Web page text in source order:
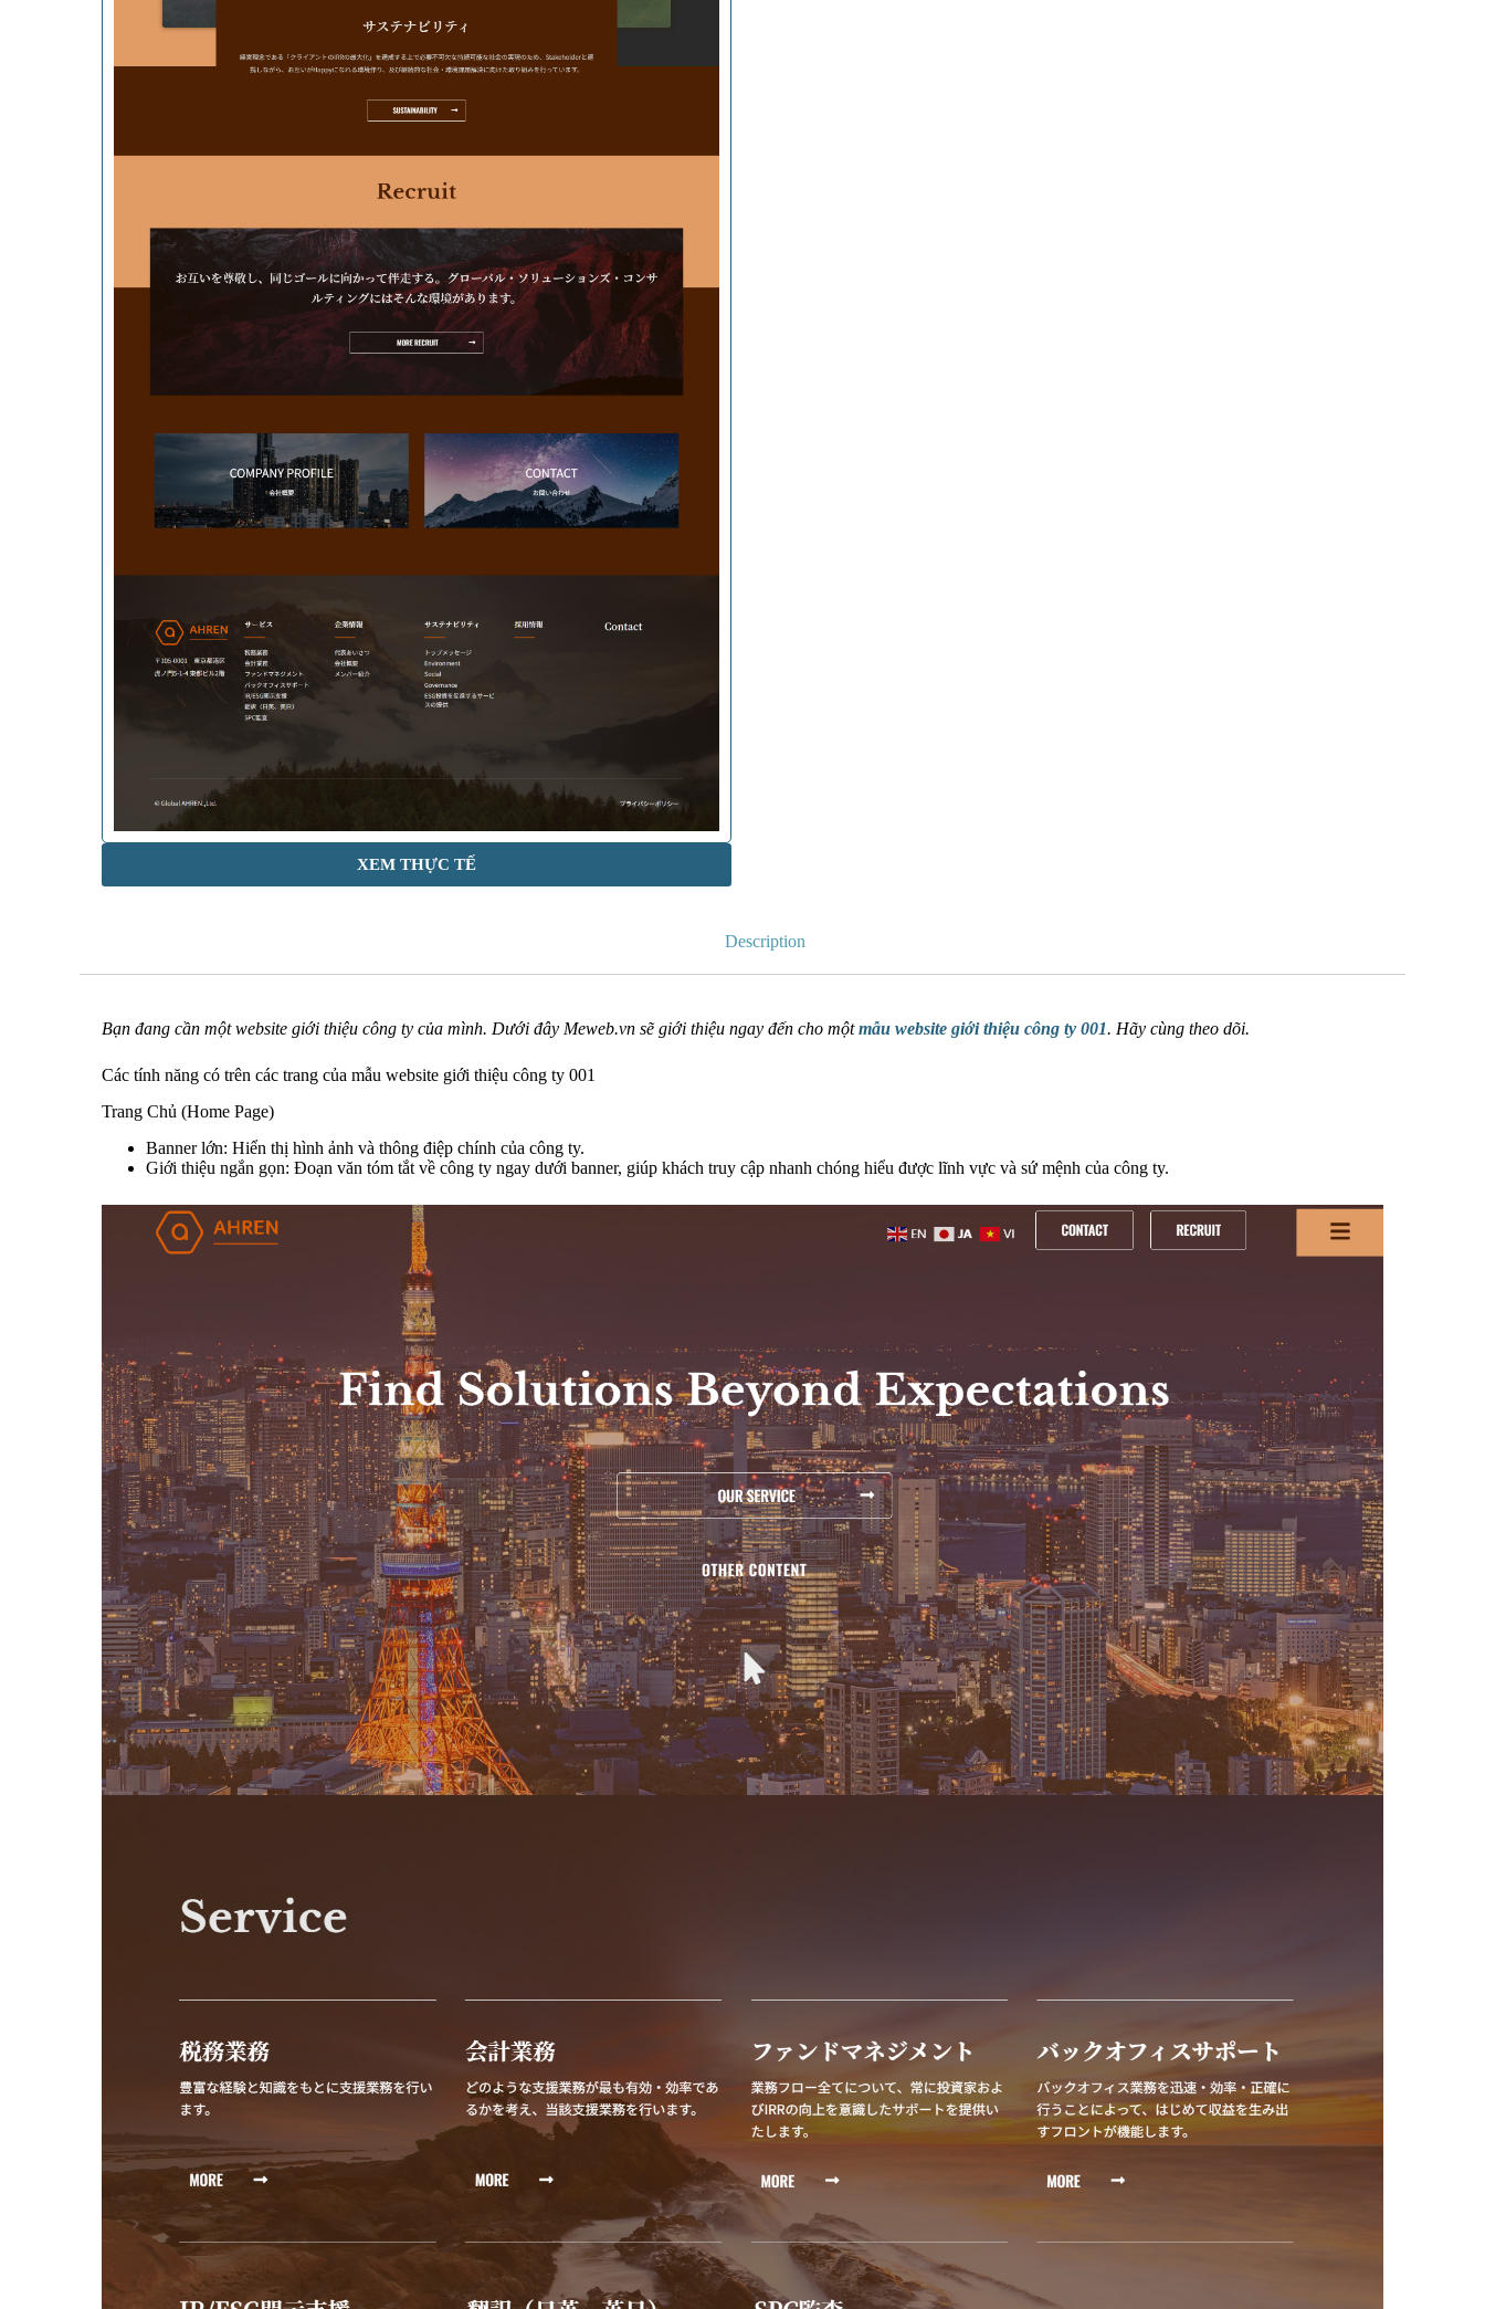
XEM THỰC TẾ
Description
Bạn đang cần một website giới thiệu công ty của mình. Dưới đây Meweb.vn sẽ giới thiệu ngay đến cho mộtmẫu website giới thiệu công ty 001. Hãy cùng theo dõi.
Các tính năng có trên các trang của mẫu website giới thiệu công ty 001
Trang Chủ (Home Page)
Banner lớn: Hiển thị hình ảnh và thông điệp chính của công ty.
Giới thiệu ngắn gọn: Đoạn văn tóm tắt về công ty ngay dưới banner, giúp khách truy cập nhanh chóng hiểu được lĩnh vực và sứ mệnh của công ty.